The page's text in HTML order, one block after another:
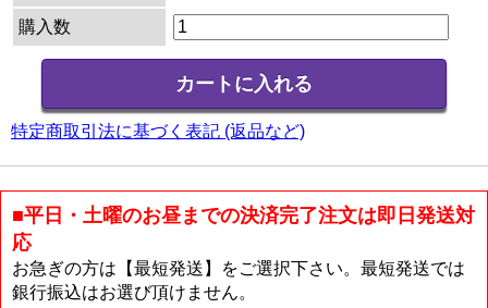
購入数
特定商取引法に基づく表記 (返品など)
■平日・土曜のお昼までの決済完了注文は即日発送対
応
お急ぎの方は【最短発送】をご選択下さい。最短発送では
銀行振込はお選び頂けません。